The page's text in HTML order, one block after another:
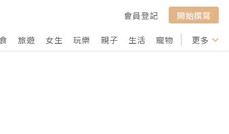
會員登記
開始撰寫
旅遊 女生 玩樂 親子 生活 寵物 行山 打卡
更多